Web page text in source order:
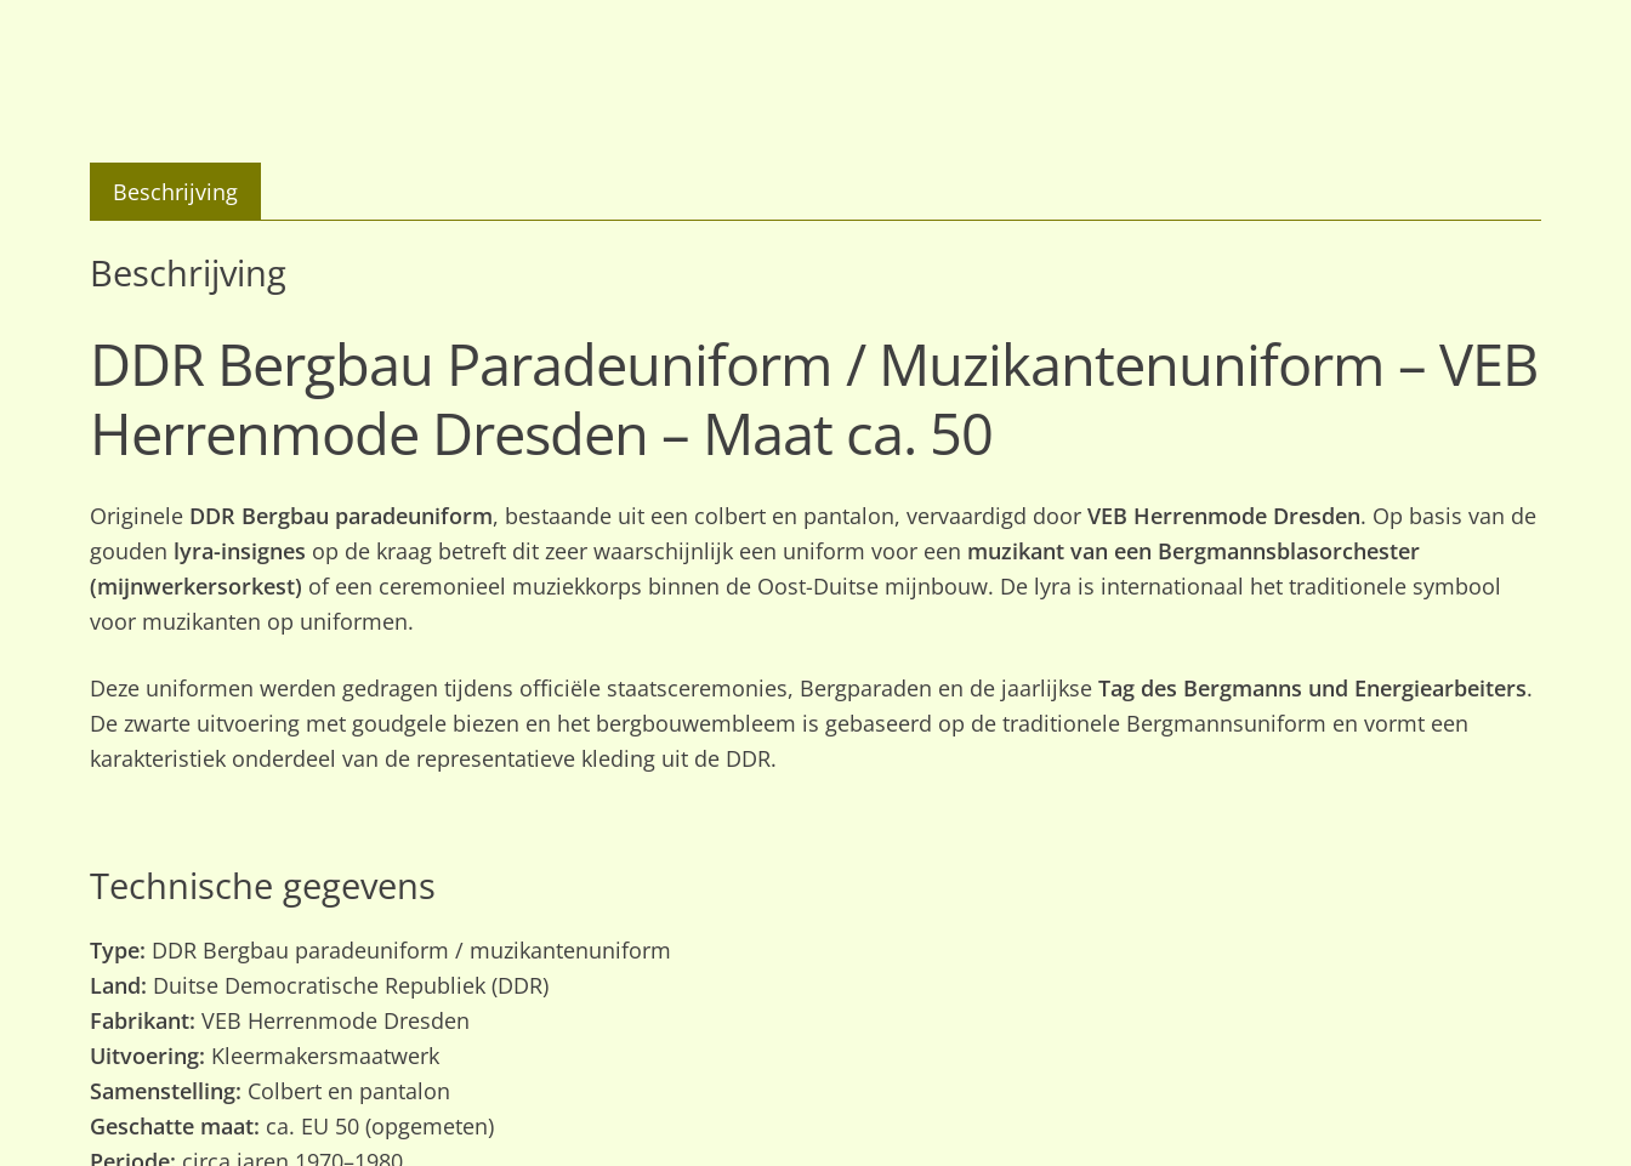
Beschrijving
Beschrijving
DDR Bergbau Paradeuniform / Muzikantenuniform – VEB
Herrenmode Dresden – Maat ca. 50
Originele DDR Bergbau paradeuniform, bestaande uit een colbert en pantalon, vervaardigd door VEB Herrenmode Dresden. Op basis van de
gouden lyra-insignes op de kraag betreft dit zeer waarschijnlijk een uniform voor een muzikant van een Bergmannsblasorchester
(mijnwerkersorkest) of een ceremonieel muziekkorps binnen de Oost-Duitse mijnbouw. De lyra is internationaal het traditionele symbool
voor muzikanten op uniformen.
Deze uniformen werden gedragen tijdens officiële staatsceremonies, Bergparaden en de jaarlijkse Tag des Bergmanns und Energiearbeiters.
De zwarte uitvoering met goudgele biezen en het bergbouwembleem is gebaseerd op de traditionele Bergmannsuniform en vormt een
karakteristiek onderdeel van de representatieve kleding uit de DDR.
Technische gegevens
Type: DDR Bergbau paradeuniform / muzikantenuniform
Land: Duitse Democratische Republiek (DDR)
Fabrikant: VEB Herrenmode Dresden
Uitvoering: Kleermakersmaatwerk
Samenstelling: Colbert en pantalon
Geschatte maat: ca. EU 50 (opgemeten)